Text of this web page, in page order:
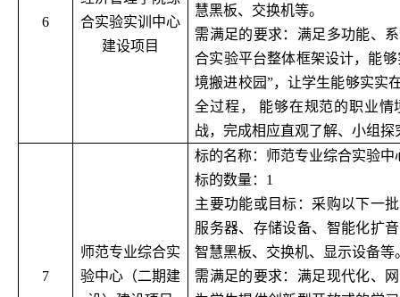
6
合实验实训中心
建设项目
慧黑板、交换机等。
需满足的要求：满足多功能、
合实验平台整体框架设计，能
境搬进校园”，让学生能够实实
全过程， 能够在规范的职业
战，完成相应直观了解、小组
7
师范专业综合实
验中心（二期建
标的名称：师范专业综合实验
标的数量： 1
主要功能或目标：采购以下一
服务器、存储设备、智能化扩
智慧黑板、交换机、显示设备等
需满足的要求：满足现代化、